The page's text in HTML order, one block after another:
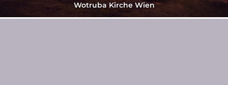
Wotruba Kirche Wien